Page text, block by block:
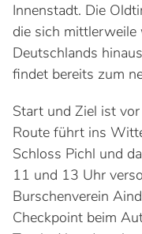
Innenstadt. Die
die sich mittlerweile
Deutschlands
findet bereits zum
Start und Ziel ist
Route führt ins
Schloss Pichl und
11 und 13 Uhr
Burschenverein
Checkpoint beim